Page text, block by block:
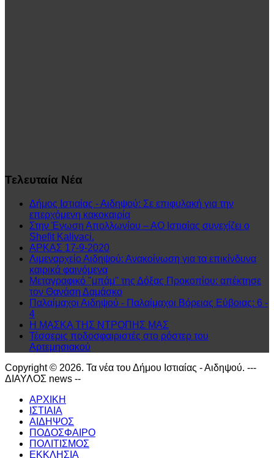
Τελευταία Νέα
Δήμος Ιστιαίας - Αιδηψού: Σε επιφυλακή για την
επερχόμενη κακοκαιρία
Στην Ένωση Απολλωνίου – ΑΟ Ιστιαίας συνεχίζει ο
Shefit Kalivaci.
ΑΡΚΑΣ 17-9-2020
Λιμεναρχείο Αιδηψού: Ανακοίνωση για τα επικίνδυνα
καιρικά φαινόμενα
Μεταγραφικό "μπάμ" της Δόξας Προκοπίου: απέκτησε
τον Θανάση Δαμάσκο
Παλαίμαχοι Αιδηψού - Παλαίμαχοι Βόρειας Εύβοιας: 6 -
4
Η ΜΑΣΚΑ ΤΗΣ ΝΤΡΟΠΗΣ ΜΑΣ
Τέσσερις ποδοσφαιριστές στο ρόστερ του
Αρτεμησιακού
Copyright © 2026. Τα νέα του Δήμου Ιστιαίας - Αιδηψού. ---
ΔΙΑΥΛΟΣ news --
ΑΡΧΙΚΗ
ΙΣΤΙΑΙΑ
ΑΙΔΗΨΟΣ
ΠΟΔΟΣΦΑΙΡΟ
ΠΟΛΙΤΙΣΜΟΣ
ΕΚΚΛΗΣΙΑ